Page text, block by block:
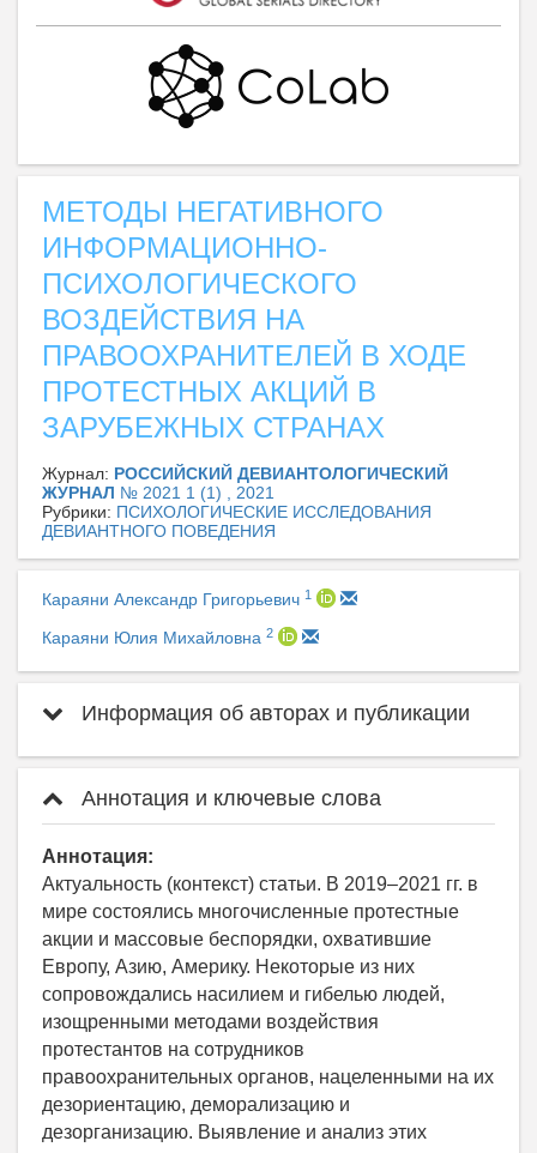
МЕТОДЫ НЕГАТИВНОГО
ИНФОРМАЦИОННО-
ПСИХОЛОГИЧЕСКОГО
ВОЗДЕЙСТВИЯ НА
ПРАВООХРАНИТЕЛЕЙ В ХОДЕ
ПРОТЕСТНЫХ АКЦИЙ В
ЗАРУБЕЖНЫХ СТРАНАХ
Журнал: РОССИЙСКИЙ ДЕВИАНТОЛОГИЧЕСКИЙ
ЖУРНАЛ № 2021 1 (1) , 2021
Рубрики: ПСИХОЛОГИЧЕСКИЕ ИССЛЕДОВАНИЯ
ДЕВИАНТНОГО ПОВЕДЕНИЯ
Караяни Александр Григорьевич 1
Караяни Юлия Михайловна 2
Информация об авторах и публикации
Аннотация и ключевые слова
Аннотация:
Актуальность (контекст) статьи. В 2019–2021 гг. в
мире состоялись многочисленные протестные
акции и массовые беспорядки, охватившие
Европу, Азию, Америку. Некоторые из них
сопровождались насилием и гибелью людей,
изощренными методами воздействия
протестантов на сотрудников
правоохранительных органов, нацеленными на их
дезориентацию, деморализацию и
дезорганизацию. Выявление и анализ этих